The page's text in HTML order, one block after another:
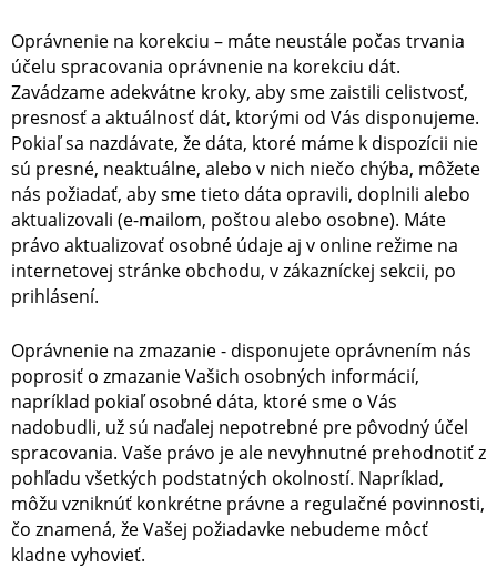
Oprávnenie na korekciu – máte neustále počas trvania
účelu spracovania oprávnenie na korekciu dát.
Zavádzame adekvátne kroky, aby sme zaistili celistvosť,
presnosť a aktuálnosť dát, ktorými od Vás disponujeme.
Pokiaľ sa nazdávate, že dáta, ktoré máme k dispozícii nie
sú presné, neaktuálne, alebo v nich niečo chýba, môžete
nás požiadať, aby sme tieto dáta opravili, doplnili alebo
aktualizovali (e-mailom, poštou alebo osobne). Máte
právo aktualizovať osobné údaje aj v online režime na
internetovej stránke obchodu, v zákazníckej sekcii, po
prihlásení.
Oprávnenie na zmazanie - disponujete oprávnením nás
poprosiť o zmazanie Vašich osobných informácií,
napríklad pokiaľ osobné dáta, ktoré sme o Vás
nadobudli, už sú naďalej nepotrebné pre pôvodný účel
spracovania. Vaše právo je ale nevyhnutné prehodnotiť z
pohľadu všetkých podstatných okolností. Napríklad,
môžu vzniknúť konkrétne právne a regulačné povinnosti,
čo znamená, že Vašej požiadavke nebudeme môcť
kladne vyhovieť.